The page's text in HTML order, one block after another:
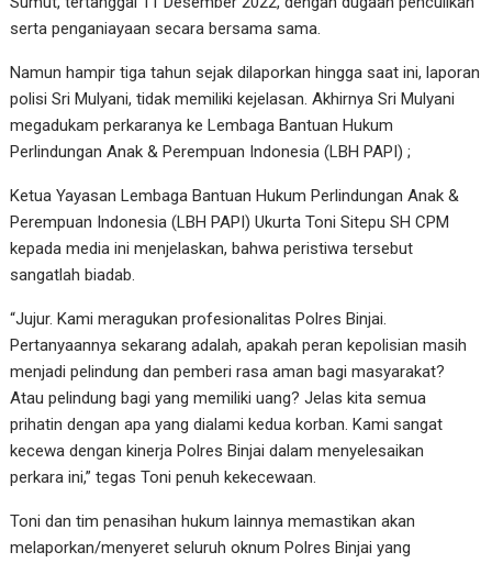
serta penganiayaan secara bersama sama.
Namun hampir tiga tahun sejak dilaporkan hingga saat ini, laporan
polisi Sri Mulyani, tidak memiliki kejelasan. Akhirnya Sri Mulyani
megadukam perkaranya ke Lembaga Bantuan Hukum
Perlindungan Anak & Perempuan Indonesia (LBH PAPI) ;
Ketua Yayasan Lembaga Bantuan Hukum Perlindungan Anak &
Perempuan Indonesia (LBH PAPI) Ukurta Toni Sitepu SH CPM
kepada media ini menjelaskan, bahwa peristiwa tersebut
sangatlah biadab.
“Jujur. Kami meragukan profesionalitas Polres Binjai.
Pertanyaannya sekarang adalah, apakah peran kepolisian masih
menjadi pelindung dan pemberi rasa aman bagi masyarakat?
Atau pelindung bagi yang memiliki uang? Jelas kita semua
prihatin dengan apa yang dialami kedua korban. Kami sangat
kecewa dengan kinerja Polres Binjai dalam menyelesaikan
perkara ini,” tegas Toni penuh kekecewaan.
Toni dan tim penasihan hukum lainnya memastikan akan
melaporkan/menyeret seluruh oknum Polres Binjai yang